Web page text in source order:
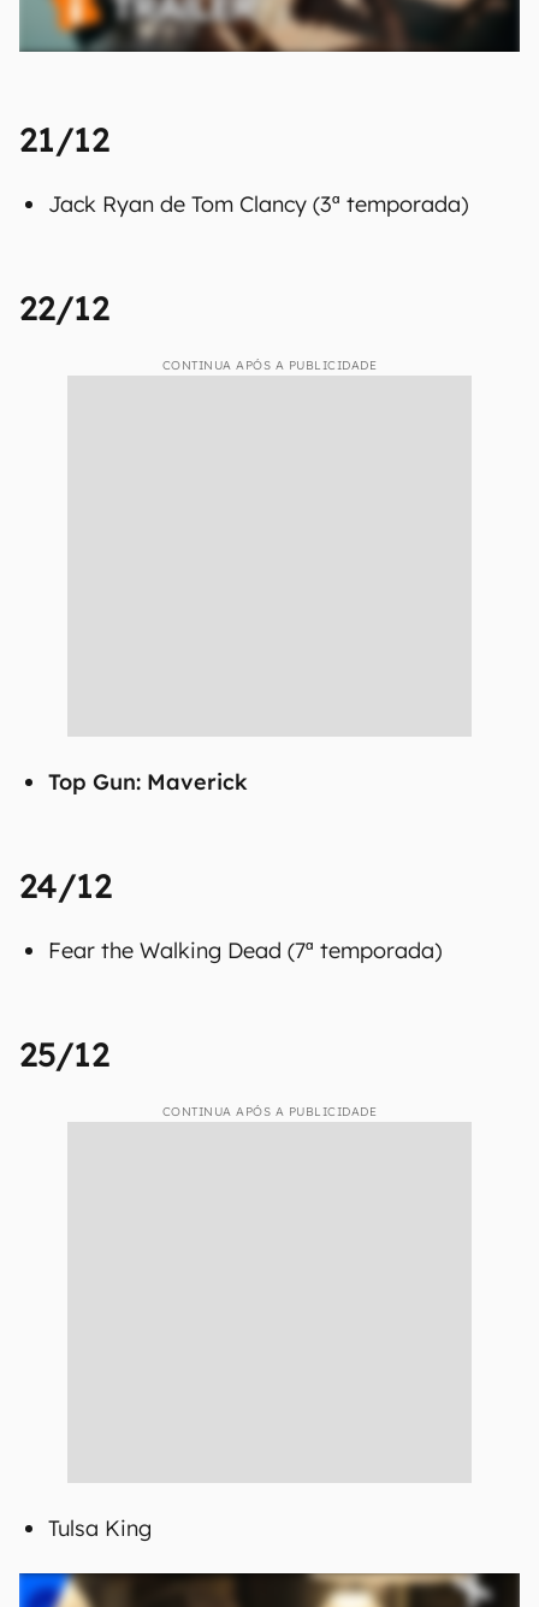
21/12
Jack Ryan de Tom Clancy (3ª temporada)
22/12
CONTINUA APÓS A PUBLICIDADE
Top Gun: Maverick
24/12
Fear the Walking Dead (7ª temporada)
25/12
CONTINUA APÓS A PUBLICIDADE
Tulsa King